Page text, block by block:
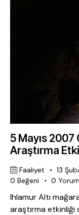
5 Mayıs 2007
Araştırma
Faaliyet 13
0 Beğeni 0 Yorum
Ihlamur Altı
araştırma etkinliği